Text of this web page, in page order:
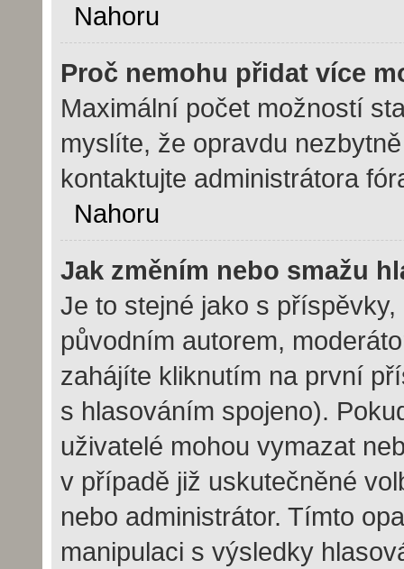
Nahoru
Proč nemohu přidat více
Maximální počet možností
myslíte, že opravdu
kontaktujte administrátora
Nahoru
Jak změním nebo smažu
Je to stejné jako s
původním autorem,
zahájíte kliknutím na první
s hlasováním spojeno).
uživatelé mohou vymazat
v případě již uskutečněné
nebo administrátor. Tímto
manipulaci s výsledky